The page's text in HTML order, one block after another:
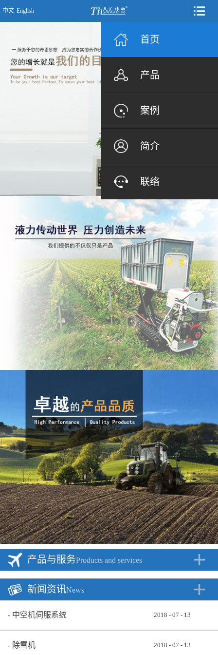
中文 English
首页
产品
案例
简介
联络
产品与服务Products and services
新闻资讯News
中空机伺服系统 2018 - 07 - 13
除雪机 2018 - 07 - 13